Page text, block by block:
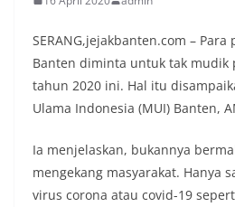
SERANG,jejakbanten.com –
Banten diminta untuk tak mudik
tahun 2020 ini. Hal itu
Ulama Indonesia (MUI) Banten,
Ia menjelaskan, bukannya
mengekang masyarakat. Hanya
virus corona atau covid-19